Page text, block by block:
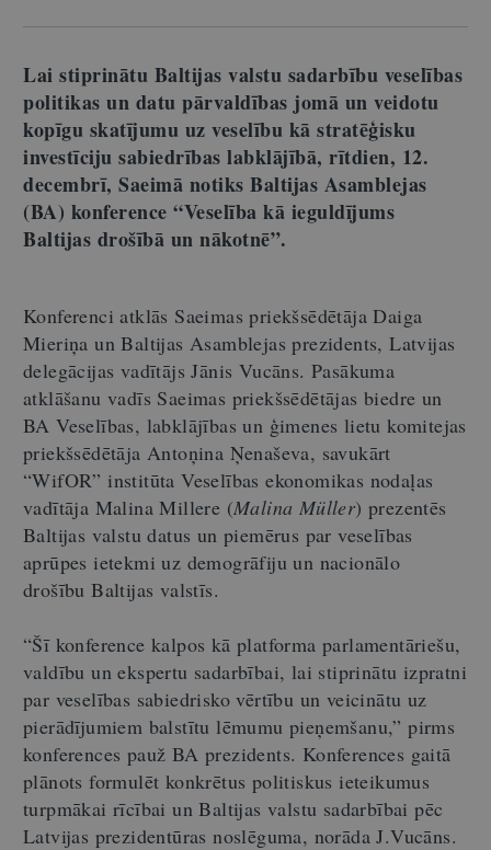
Lai stiprinātu Baltijas valstu sadarbību veselības
politikas un datu pārvaldības jomā un veidotu
kopīgu skatījumu uz veselību kā stratēģisku
investīciju sabiedrības labklājībā, rītdien, 12.
decembrī, Saeimā notiks Baltijas Asamblejas
(BA) konference “Veselība kā ieguldījums
Baltijas drošībā un nākotnē”.
Konferenci atklās Saeimas priekšsēdētāja Daiga
Mieriņa un Baltijas Asamblejas prezidents, Latvijas
delegācijas vadītājs Jānis Vucāns. Pasākuma
atklāšanu vadīs Saeimas priekšsēdētājas biedre un
BA Veselības, labklājības un ģimenes lietu komitejas
priekšsēdētāja Antoņina Ņenaševa, savukārt
“WifOR” institūta Veselības ekonomikas nodaļas
vadītāja Malina Millere (Malina Müller) prezentēs
Baltijas valstu datus un piemērus par veselības
aprūpes ietekmi uz demogrāfiju un nacionālo
drošību Baltijas valstīs.
“Šī konference kalpos kā platforma parlamentāriešu,
valdību un ekspertu sadarbībai, lai stiprinātu izpratni
par veselības sabiedrisko vērtību un veicinātu uz
pierādījumiem balstītu lēmumu pieņemšanu,” pirms
konferences pauž BA prezidents. Konferences gaitā
plānots formulēt konkrētus politiskus ieteikumus
turpmākai rīcībai un Baltijas valstu sadarbībai pēc
Latvijas prezidentūras noslēguma, norāda J.Vucāns.